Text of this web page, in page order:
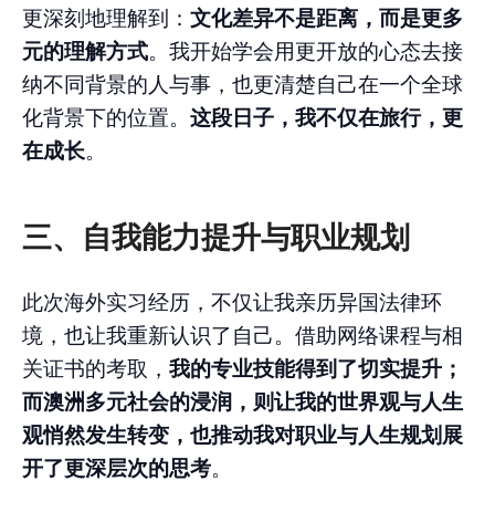
更深刻地理解到： 文化差异不是距离，而是更多
元的理解方式。我开始学会用更开放的心态去接
纳不同背景的人与事，也更清楚自己在一个全球
化背景下的位置。 这段日子，我不仅在旅行，更
在成长。
三、自我能力提升与职业规划
此次海外实习经历，不仅让我亲历异国法律环
境，也让我重新认识了自己。借助网络课程与相
关证书的考取， 我的专业技能得到了切实提升；
而澳洲多元社会的浸润，则让我的世界观与人生
观悄然发生转变，也推动我对职业与人生规划展
开了更深层次的思考。